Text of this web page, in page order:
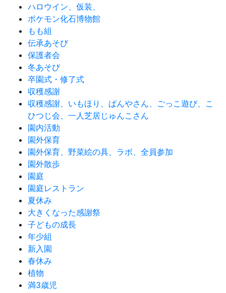
ハロウイン、仮装、
ポケモン化石博物館
もも組
伝承あそび
保護者会
冬あそび
卒園式・修了式
収穫感謝
収穫感謝、いもほり、ぱんやさん、ごっこ遊び、こ
ひつじ会、一人芝居じゅんこさん
園内活動
園外保育
園外保育、野菜絵の具、ラボ、全員参加
園外散歩
園庭
園庭レストラン
夏休み
大きくなった感謝祭
子どもの成長
年少組
新入園
春休み
植物
満3歳児